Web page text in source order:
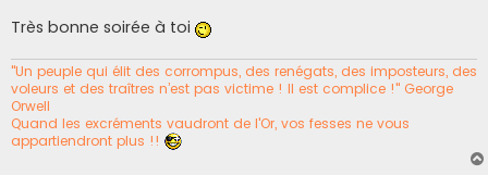
Très bonne soirée à toi
"Un peuple qui élit des corrompus, des renégats, des imposteurs, des
voleurs et des traîtres n’est pas victime ! Il est complice !" George
Orwell
Quand les excréments vaudront de l'Or, vos fesses ne vous
appartiendront plus !!